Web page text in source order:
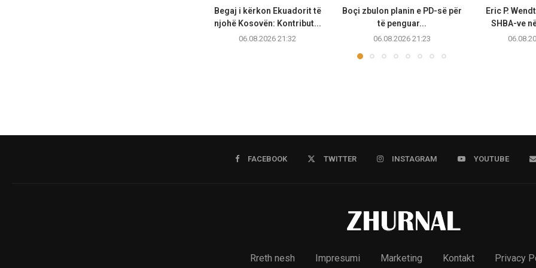
Begaj i kërkon Ekuadorit të
njohë Kosovën: Kontribut...
06.08.2026 21:32
Boçi zbulon planin e PD-së për
të penguar...
06.08.2026 21:23
Eric P.
SHBA-ve
FACEBOOK TWITTER INSTAGRAM YOUTUBE
Rreth nesh Impresumi Marketing Kontakt Privacy